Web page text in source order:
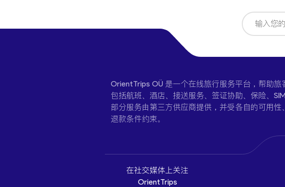
OrientTrips OÜ 是一个在线旅行服务平台，帮助旅
包括航班、酒店、接送服务、签证协助、保险、
部分服务由第三方供应商提供，并受各自的可用性
退款条件约束。
在社交媒体上关注
OrientTrips